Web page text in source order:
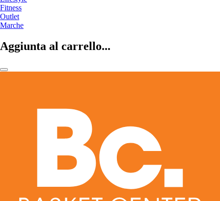
Fitness
Outlet
Marche
Aggiunta al carrello...